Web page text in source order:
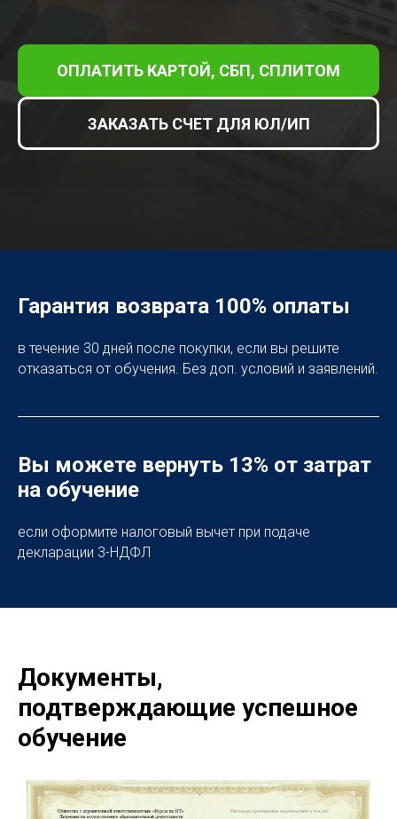
ОПЛАТИТЬ КАРТОЙ, СБП, СПЛИТОМ
ЗАКАЗАТЬ СЧЕТ ДЛЯ ЮЛ/ИП
Гарантия возврата 100% оплаты
в течение 30 дней после покупки, если вы решите
отказаться от обучения. Без доп. условий и заявлений.
Вы можете вернуть 13% от затрат
на обучение
если оформите налоговый вычет при подаче
декларации 3-НДФЛ
Документы,
подтверждающие успешное
обучение